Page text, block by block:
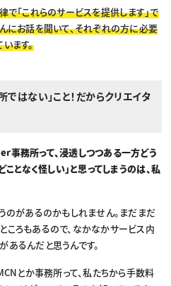
で「これらのサービスを提供します」で
にお話を聞いて、それぞれの方に必要
ます。
はない」こと！だからクリエイタ
務所って、浸透しつつある一方どう
ことなく怪しい」と思ってしまうのは、私
のがあるのかもしれません。まだまだ
ろもあるので、なかなかサービス内
るんだと思うんです。
とか事務所って、私たちから手数料